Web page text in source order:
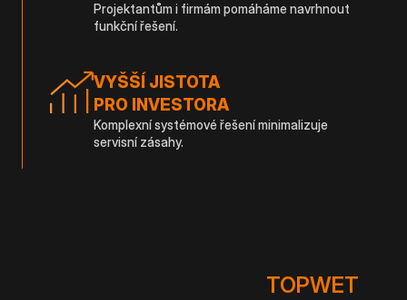
Projektantům i firmám pomáháme navrhnout
funkční řešení.
VYŠŠÍ JISTOTA
PRO INVESTORA
Komplexní systémové řešení minimalizuje
servisní zásahy.
TOPWET